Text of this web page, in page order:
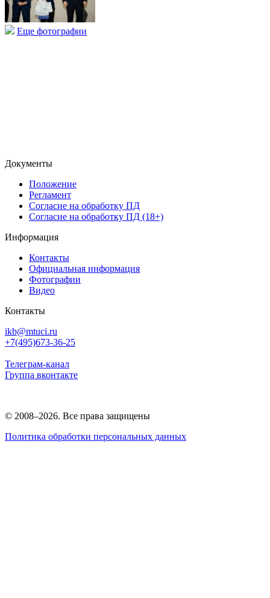
Еще фотографии
Документы
Положение
Регламент
Согласие на обработку ПД
Согласие на обработку ПД (18+)
Информация
Контакты
Официальная информация
Фотографии
Видео
Контакты
ikb@mtuci.ru
+7(495)673-36-25
Телеграм-канал
Группа вконтакте
© 2008–2026. Все права защищены
Политика обработки персональных данных